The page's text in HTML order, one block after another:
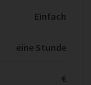
Einfach
eine Stunde
€